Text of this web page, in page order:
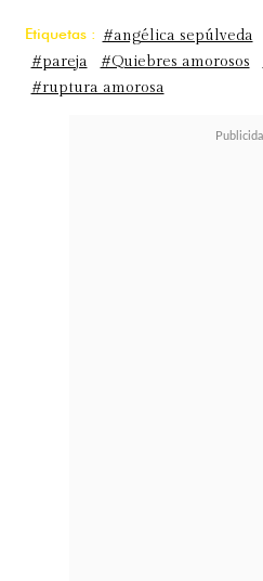
Etiquetas : #angélica sepúlveda
#pareja
#Quiebres amorosos
#ruptura amorosa